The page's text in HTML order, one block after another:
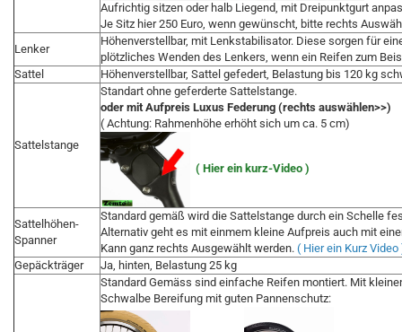
Aufrichtig sitzen oder halb Liegend, mit Dreipunktgurt
Je Sitz hier 250 Euro, wenn gewünscht, bitte rechts
Lenker
Höhenverstellbar, mit Lenkstabilisator. Diese sorgen für
plötzliches Wenden des Lenkers, wenn ein Reifen zum
Sattel
Höhenverstellbar, Sattel gefedert, Belastung bis 120 kg
Sattelstange
Standart ohne geferderte Sattelstange.
oder mit Aufpreis Luxus Federung (rechts auswählen>>)
( Achtung: Rahmenhöhe erhöht sich um ca. 5 cm)
( Hier ein kurz-Video )
Sattelhöhen-
Spanner
Standard gemäß wird die Sattelstange durch ein Schelle
Alternativ geht es mit einmem kleine Aufpreis auch mit
Kann ganz rechts Ausgewählt werden. ( Hier ein Kurz Video
Gepäckträger
Ja, hinten, Belastung 25 kg
Standard Gemäss sind einfache Reifen montiert. Mit
Schwalbe Bereifung mit guten Pannenschutz: